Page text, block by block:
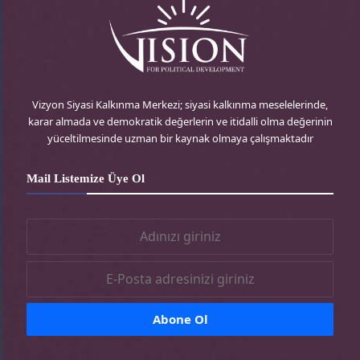
‘Hafoda’’in parti üyeleri kendi içlerinde serbest
hüküm koyabilme hakkına sahipken bunun
yanında az sayıda parti üyesi ki bunlar parti
kılacak asıl hükümleri koyanlardı. Ayrıca partiler;
milliyetçi partizan üyeleri ve liberal üyeleri
açıklanabilir Cumhuriyet sistemini oluşturmuş
İsrail’de faaliyet gösteren hareketlere karşı
düşman partilere bakıldığında; Meclis üye
sayıların fazla olması bu partilerin başarısız
olmasına yol açmışken, İşçi Partisi gibi partiler
Vizyon Siyasi Kalkınma Merkezi; siyasi kalkınma meselelerinde,
karar almada ve demokratik değerlerin ve itidalli olma değerinin
yüceltilmesinde uzman bir kaynak olmaya çalışmaktadır
Mail Listemize Üye Ol